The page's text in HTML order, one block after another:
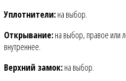
Уплотнители:на выбор.
Открывание:на выбор, правое или
внутреннее.
Верхний замок:на выбор.